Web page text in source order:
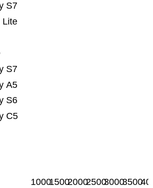
C5
S6
A5
S7
Lite
S7
100015002000250030003500